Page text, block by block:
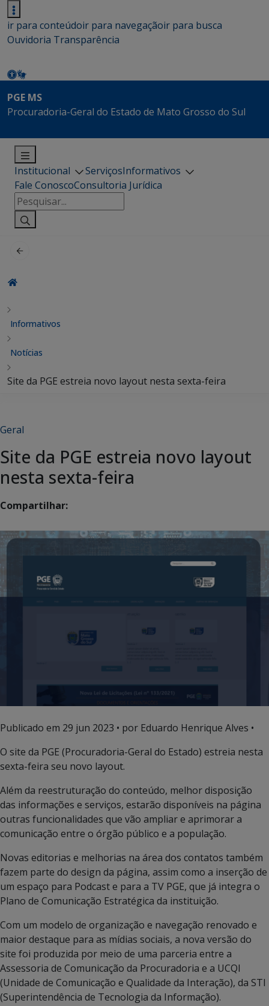
ir para conteúdoir para navegaçãoir para busca
Ouvidoria Transparência
PGE MS
Procuradoria-Geral do Estado de Mato Grosso do Sul
Institucional ServiçosInformativos
Fale ConoscoConsultoria Jurídica
Pesquisar
por:
Informativos
Notícias
Site da PGE estreia novo layout nesta sexta-feira
Geral
Site da PGE estreia novo layout
nesta sexta-feira
Compartilhar:
Publicado em 29 jun 2023 • por Eduardo Henrique Alves •
O site da PGE (Procuradoria-Geral do Estado) estreia nesta
sexta-feira seu novo layout.
Além da reestruturação do conteúdo, melhor disposição
das informações e serviços, estarão disponíveis na página
outras funcionalidades que vão ampliar e aprimorar a
comunicação entre o órgão público e a população.
Novas editorias e melhorias na área dos contatos também
fazem parte do design da página, assim como a inserção de
um espaço para Podcast e para a TV PGE, que já integra o
Plano de Comunicação Estratégica da instituição.
Com um modelo de organização e navegação renovado e
maior destaque para as mídias sociais, a nova versão do
site foi produzida por meio de uma parceria entre a
Assessoria de Comunicação da Procuradoria e a UCQI
(Unidade de Comunicação e Qualidade da Interação), da STI
(Superintendência de Tecnologia da Informação).